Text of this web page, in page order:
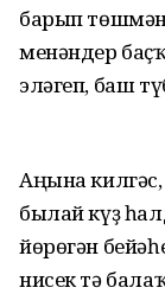
барып
менәндер
эләгеп, баш
Аңына
былай күҙ
йөрөгән
нисек тә